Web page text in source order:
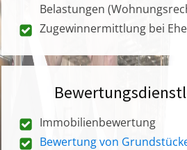
Belastungen
Zugewinnermittlung bei
Immobilienbewertung
Bewertung von